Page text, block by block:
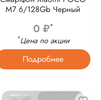
M7 6/128Gb Черный
0 ₽*
*Цена по акции
Подробнее